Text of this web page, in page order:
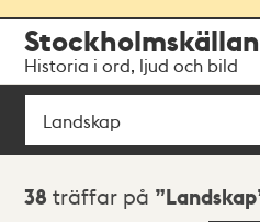
navigationen
huvudinnehållet
Stockholmskällan
Historia i ord, ljud och bild
Sök
Sökresultat
38 träffar på Landskap